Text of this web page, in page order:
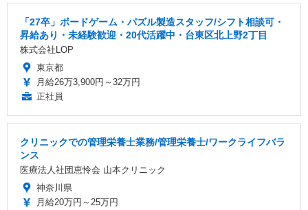
「27卒」ボードゲーム・パズル製造スタッフ/シフト相談可・
昇給あり・未経験歓迎・20代活躍中・台東区北上野2丁目
株式会社LOP
東京都
月給26万3,900円～32万円
正社員
クリニックでの管理栄養士業務/管理栄養士/ワークライフバラ
ンス
医療法人社団恵怜会 山本クリニック
神奈川県
月給20万円～25万円